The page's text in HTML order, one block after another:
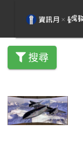
搜尋